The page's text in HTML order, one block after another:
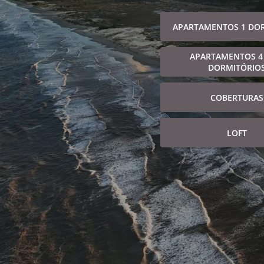
APARTAMENTOS 1
APARTAMENTOS
COBERTURAS
LOFT